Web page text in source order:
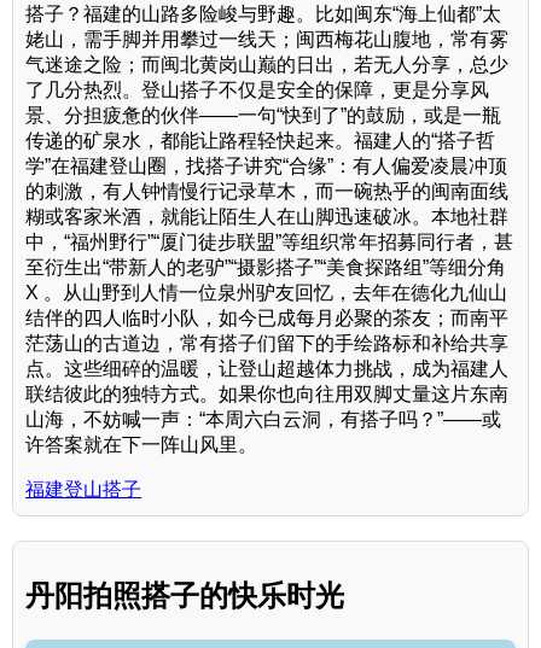
搭子？福建的山路多险峻与野趣。比如闽东“海上仙都”太
姥山，需手脚并用攀过一线天；闽西梅花山腹地，常有雾
气迷途之险；而闽北黄岗山巅的日出，若无人分享，总少
了几分热烈。登山搭子不仅是安全的保障，更是分享风
景、分担疲惫的伙伴——一句“快到了”的鼓励，或是一瓶
传递的矿泉水，都能让路程轻快起来。福建人的“搭子哲
学”在福建登山圈，找搭子讲究“合缘”：有人偏爱凌晨冲顶
的刺激，有人钟情慢行记录草木，而一碗热乎的闽南面线
糊或客家米酒，就能让陌生人在山脚迅速破冰。本地社群
中，“福州野行”“厦门徒步联盟”等组织常年招募同行者，甚
至衍生出“带新人的老驴”“摄影搭子”“美食探路组”等细分角
X 。从山野到人情一位泉州驴友回忆，去年在德化九仙山
结伴的四人临时小队，如今已成每月必聚的茶友；而南平
茫荡山的古道边，常有搭子们留下的手绘路标和补给共享
点。这些细碎的温暖，让登山超越体力挑战，成为福建人
联结彼此的独特方式。如果你也向往用双脚丈量这片东南
山海，不妨喊一声：“本周六白云洞，有搭子吗？”——或
许答案就在下一阵山风里。
福建登山搭子
丹阳拍照搭子的快乐时光